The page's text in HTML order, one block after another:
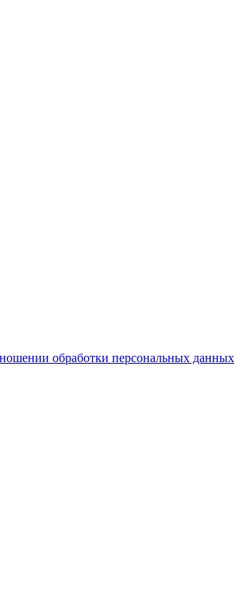
обработки персональных данных